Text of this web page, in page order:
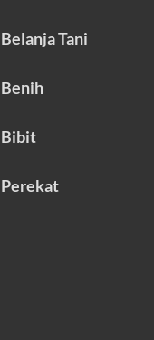
Belanja Tani
Benih
Bibit
Perekat